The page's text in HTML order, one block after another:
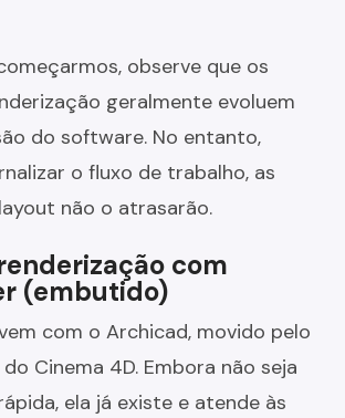
observe que os
geralmente evoluem
do software. No entanto,
o fluxo de trabalho, as
não o atrasarão.
com
(embutido)
com o Archicad, movido pelo
Cinema 4D. Embora não seja
ela já existe e atende às